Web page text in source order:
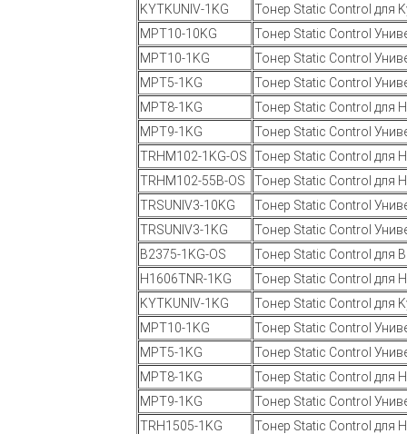
KYTKUNIV-1KG
Тонер Static Control для
MPT10-10KG
Тонер Static Control
MPT10-1KG
Тонер Static Control
MPT5-1KG
Тонер Static Control
MPT8-1KG
Тонер Static Control для
MPT9-1KG
Тонер Static Control
TRHM102-1KG-OS Тонер Static Control для
TRHM102-55B-OS
Тонер Static Control для
TRSUNIV3-10KG
Тонер Static Control
TRSUNIV3-1KG
Тонер Static Control
B2375-1KG-OS
Тонер Static Control для
H1606TNR-1KG
Тонер Static Control для
KYTKUNIV-1KG
Тонер Static Control для
MPT10-1KG
Тонер Static Control
MPT5-1KG
Тонер Static Control
MPT8-1KG
Тонер Static Control для
MPT9-1KG
Тонер Static Control
TRH1505-1KG
Тонер Static Control для